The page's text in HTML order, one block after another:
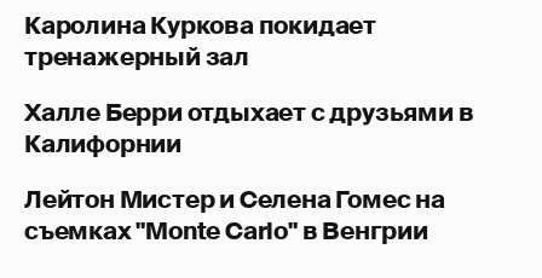
Каролина Куркова покидает
тренажерный зал
Халле Берри отдыхает с друзьями в
Калифорнии
Лейтон Мистер и Селена Гомес на
съемках "Monte Carlo" в Венгрии